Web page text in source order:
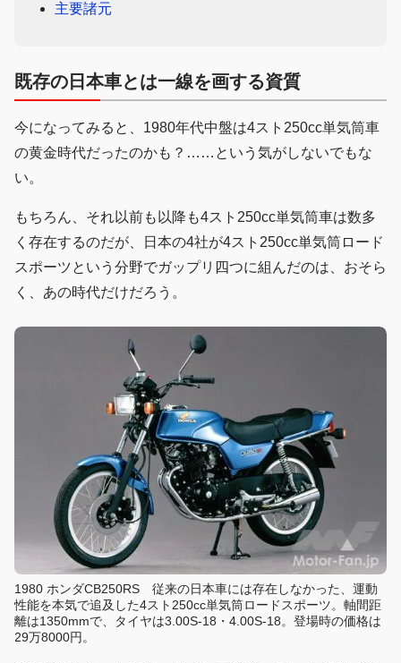
主要諸元
既存の日本車とは一線を画する資質
今になってみると、1980年代中盤は4スト250cc単気筒車
の黄金時代だったのかも？……という気がしないでもな
い。
もちろん、それ以前も以降も4スト250cc単気筒車は数多
く存在するのだが、日本の4社が4スト250cc単気筒ロード
スポーツという分野でガップリ四つに組んだのは、おそら
く、あの時代だけだろう。
1980 ホンダCB250RS 従来の日本車には存在しなかった、運動
性能を本気で追及した4スト250cc単気筒ロードスポーツ。軸間距
離は1350mmで、タイヤは3.00S-18・4.00S-18。登場時の価格は
29万8000円。